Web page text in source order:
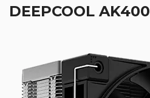
DEEPCOOL AK400